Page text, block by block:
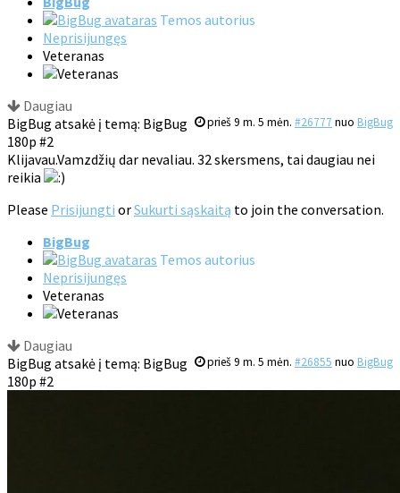
Temos autorius
Neprisijungęs
Veteranas
Daugiau
prieš 9 m. 5 mėn. #26777 nuo BigBug
BigBug atsakė į temą: BigBug
180p #2
Klijavau.Vamzdžių dar nevaliau. 32 skersmens, tai daugiau nei
reikia
Please Prisijungti orSukurti sąskaitą to join the conversation.
BigBug
Temos autorius
Neprisijungęs
Veteranas
Daugiau
prieš 9 m. 5 mėn. #26855 nuo BigBug
BigBug atsakė į temą: BigBug
180p #2